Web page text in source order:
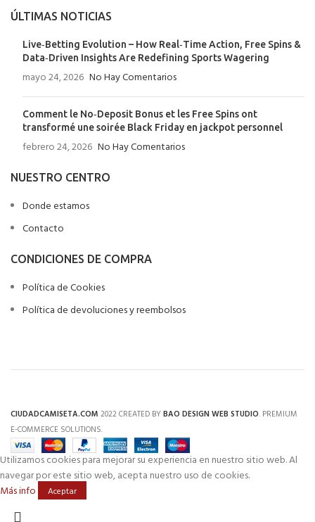
ÚLTIMAS NOTICIAS
Live‑Betting Evolution – How Real‑Time Action, Free Spins &
Data‑Driven Insights Are Redefining Sports Wagering
mayo 24, 2026 No Hay Comentarios
Comment le No‑Deposit Bonus et les Free Spins ont
transformé une soirée Black Friday en jackpot personnel
febrero 24, 2026 No Hay Comentarios
NUESTRO CENTRO
Donde estamos
Contacto
CONDICIONES DE COMPRA
Política de Cookies
Política de devoluciones y reembolsos
CIUDADCAMISETA.COM 2022 CREATED BYBAO DESIGN WEB STUDIO. PREMIUM
E-COMMERCE SOLUTIONS.
Utilizamos cookies para mejorar su experiencia en nuestro sitio web. Al
navegar por este sitio web, acepta nuestro uso de cookies.
Más info
Aceptar